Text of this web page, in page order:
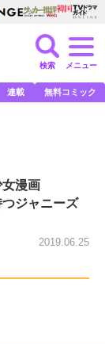
検索 メニュー
連載 無料コミック
漫画
ジャニーズ
2019.06.25